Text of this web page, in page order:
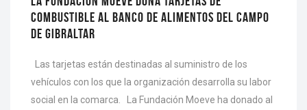
COMBUSTIBLE AL BANCO DE ALIMENTOS DEL CAMPO
DE GIBRALTAR
Las tarjetas están destinadas al suministro de los
vehículos con los que la organización desarrolla su labor
social en la comarca. La Fundación Moeve ha donado al